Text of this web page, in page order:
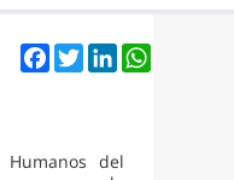
Facebook
TwitterLinkedInWhatsApp
Humanos del